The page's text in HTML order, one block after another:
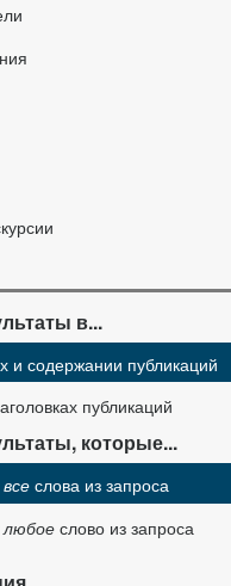
в...
и содержании публикаций
публикаций
которые...
все слова из запроса
любое слово из запроса